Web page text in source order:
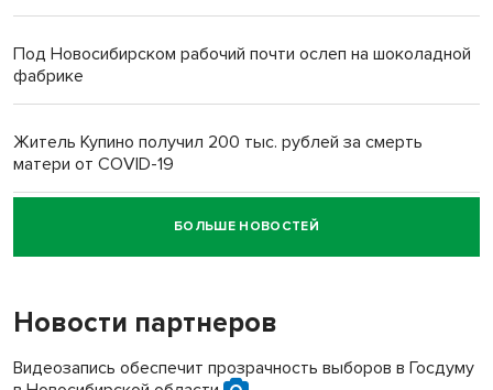
Под Новосибирском рабочий почти ослеп на шоколадной
фабрике
Житель Купино получил 200 тыс. рублей за смерть
матери от COVID-19
Новосибирский суд наказал водителя за смерть
пенсионерки на вокзале
«Мы живём на пастбище!»: в новосибирском селе лошади
терроризируют жителей
БОЛЬШЕ НОВОСТЕЙ
Новости партнеров
Видеозапись обеспечит прозрачность выборов в Госдуму